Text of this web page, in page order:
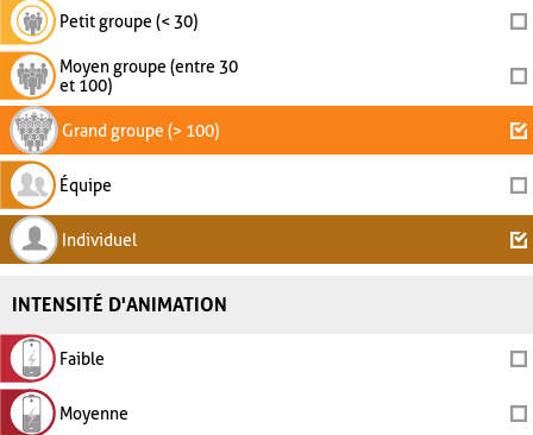
Petit groupe (< 30)
Moyen groupe (entre 30
et 100)
Grand groupe (> 100)
Équipe
Individuel
INTENSITÉ D'ANIMATION
Faible
Moyenne